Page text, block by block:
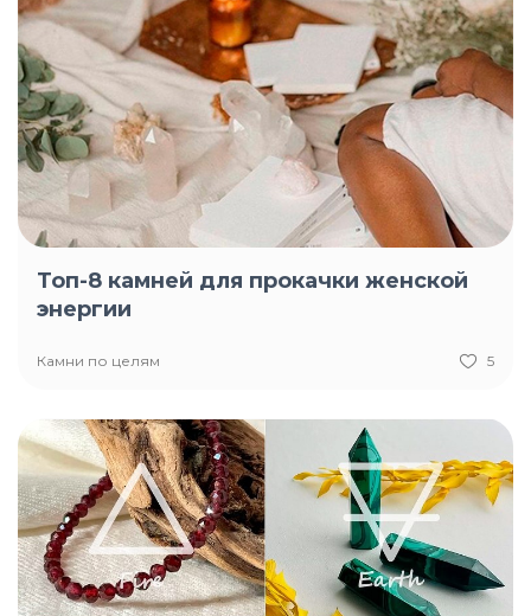
Топ-8 камней для прокачки женской
энергии
Камни по целям 5